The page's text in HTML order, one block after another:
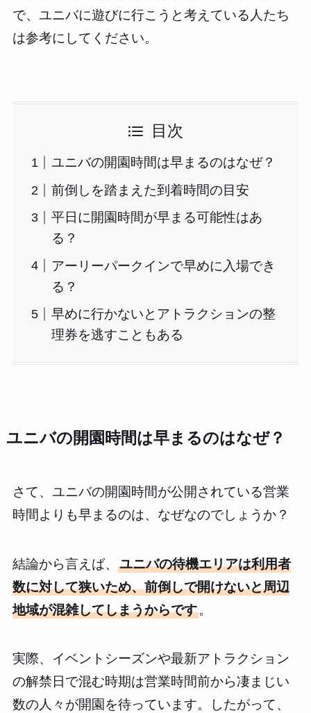
で、ユニバに遊びに行こうと考えている人たち
は参考にしてください。
目次
ユニバの開園時間は早まるのはなぜ？
前倒しを踏まえた到着時間の目安
平日に開園時間が早まる可能性はあ
る？
アーリーパークインで早めに入場でき
る？
早めに行かないとアトラクションの整
理券を逃すこともある
ユニバの開園時間は早まるのはなぜ？
さて、ユニバの開園時間が公開されている営業
時間よりも早まるのは、なぜなのでしょうか？
結論から言えば、 ユニバの待機エリアは利用者
数に対して狭いため、前倒しで開けないと周辺
地域が混雑してしまうからです。
実際、イベントシーズンや最新アトラクション
の解禁日で混む時期は営業時間前から凄まじい
数の人々が開園を待っています。したがって、